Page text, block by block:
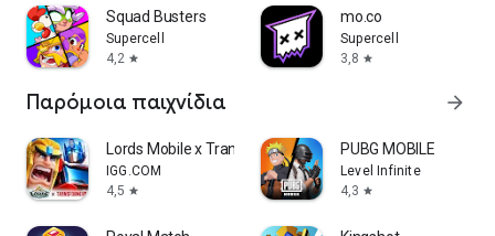
Squad Busters
Supercell
4,2 star
mo.co
Supercell
3,8 star
Παρόμοια παιχνίδια arrow_forward
Lords Mobile x Transformers
IGG.COM
4,5 star
PUBG MOBILE
Level Infinite
4,3 star